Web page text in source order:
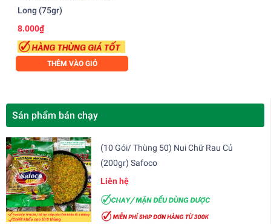
Long (75gr)
8.000₫
THÊM VÀO GIỎ
Sản phẩm bán chạy
(10 Gói/ Thùng 50) Nui Chữ Rau Củ
(200gr) Safoco
Liên hệ